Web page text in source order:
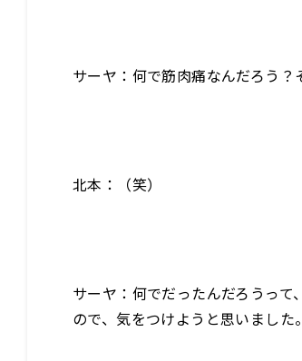
サーヤ：何で筋肉痛なんだろう
北本：（笑）
サーヤ：何でだったんだろうっ
ので、気をつけようと思いました。